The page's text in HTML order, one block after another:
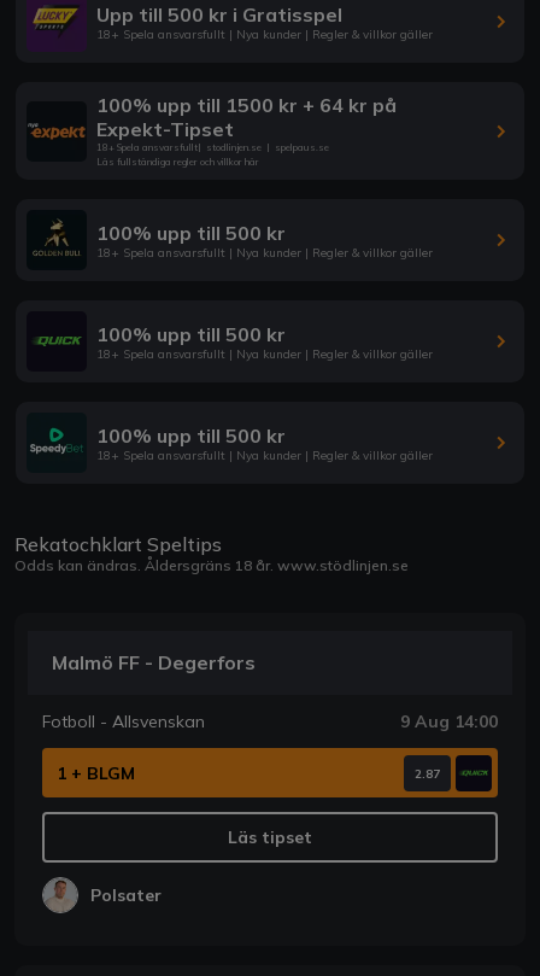
Upp till 500 kr i Gratisspel
18+ Spela ansvarsfullt | Nya kunder | Regler & villkor gäller
100% upp till 1500 kr + 64 kr på
Expekt-Tipset
18+ Spela ansvarsfullt| stodlinjen.se | spelpaus.se
Läs fullständiga regler och villkor här
100% upp till 500 kr
18+ Spela ansvarsfullt | Nya kunder | Regler & villkor gäller
100% upp till 500 kr
18+ Spela ansvarsfullt | Nya kunder | Regler & villkor gäller
100% upp till 500 kr
18+ Spela ansvarsfullt | Nya kunder | Regler & villkor gäller
Rekatochklart Speltips
Odds kan ändras. Åldersgräns 18 år. www.stödlinjen.se
Malmö FF - Degerfors
Fotboll - Allsvenskan 9 Aug 14:00
1 + BLGM 2.87
Läs tipset
Polsater